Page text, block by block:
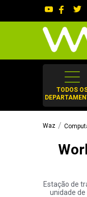
TODOS
Estação de
unidade de